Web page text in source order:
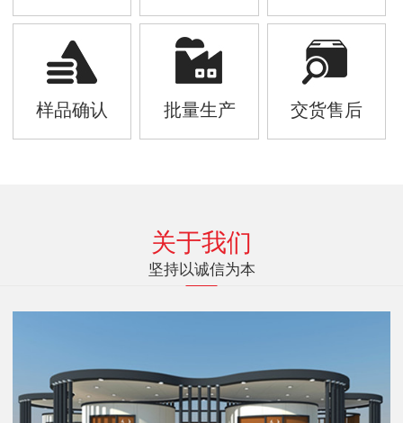
样品确认 批量生产 交货售后
关于我们
坚持以诚信为本